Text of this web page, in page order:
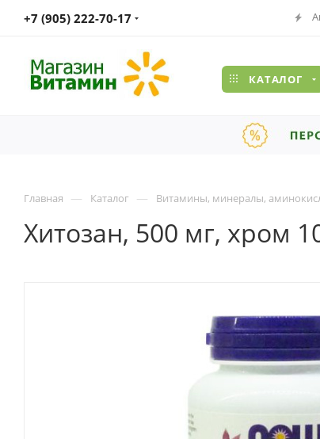
+7 (905) 222-70-17
КАТАЛОГ
Главная — Каталог — Витамины, минералы,
Хитозан, 500 мг, хром